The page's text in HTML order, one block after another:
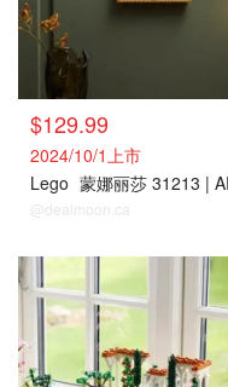
$129.99
2024/10/1上市
Lego 蒙娜丽莎 31213 |
@dealmoon.ca